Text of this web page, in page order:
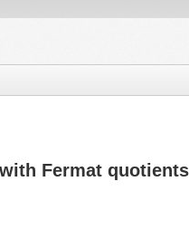
Fermat quotients